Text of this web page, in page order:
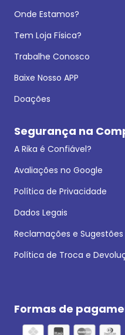
Onde Estamos?
Tem Loja Física?
Trabalhe Conosco
Baixe Nosso APP
Doações
Segurança na
A Rika é Confiável?
Avaliações no Google
Política de Privacidade
Dados Legais
Reclamações e Sugestões
Política de Troca e
Formas de